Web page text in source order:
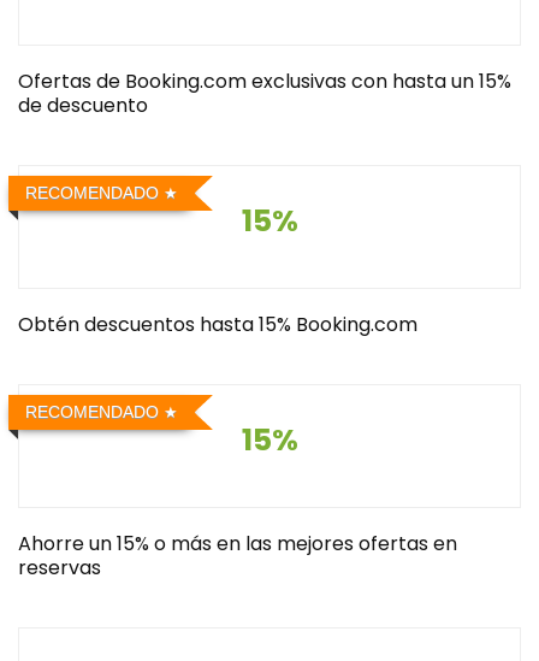
Ofertas de Booking.com exclusivas con hasta un 15%
de descuento
RECOMENDADO
15%
Obtén descuentos hasta 15% Booking.com
RECOMENDADO
15%
Ahorre un 15% o más en las mejores ofertas en
reservas